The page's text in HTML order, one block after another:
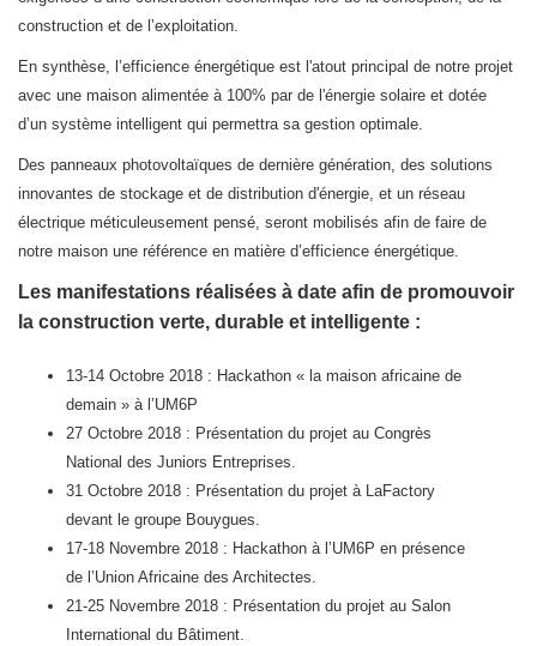
construction et de l’exploitation.
En synthèse, l’efficience énergétique est l'atout principal de notre projet
avec une maison alimentée à 100% par de l'énergie solaire et dotée
d’un système intelligent qui permettra sa gestion optimale.
Des panneaux photovoltaïques de dernière génération, des solutions
innovantes de stockage et de distribution d'énergie, et un réseau
électrique méticuleusement pensé, seront mobilisés afin de faire de
notre maison une référence en matière d’efficience énergétique.
Les manifestations réalisées à date afin de promouvoir
la construction verte, durable et intelligente :
13-14 Octobre 2018 : Hackathon « la maison africaine de
demain » à l’UM6P
27 Octobre 2018 : Présentation du projet au Congrès
National des Juniors Entreprises.
31 Octobre 2018 : Présentation du projet à LaFactory
devant le groupe Bouygues.
17-18 Novembre 2018 : Hackathon à l’UM6P en présence
de l’Union Africaine des Architectes.
21-25 Novembre 2018 : Présentation du projet au Salon
International du Bâtiment.